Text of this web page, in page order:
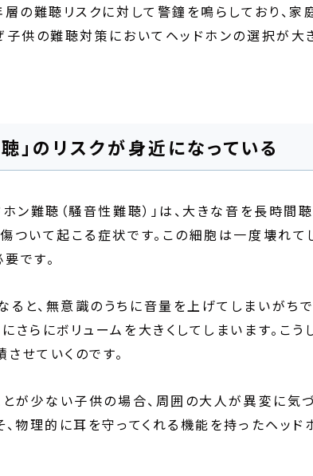
の難聴リスクに対して警鐘を鳴らしており、
子供の難聴対策においてヘッドホンの選択が大
」のリスクが身近になっている
ン難聴（騒音性難聴）」は、大きな音を長時間
ついて起こる症状です。この細胞は一度壊れて
です。
と、無意識のうちに音量を上げてしまいがちで
さらにボリュームを大きくしてしまいます。こう
せていくのです。
とが少ない子供の場合、周囲の大人が異変に気
、物理的に耳を守ってくれる機能を持ったヘッド